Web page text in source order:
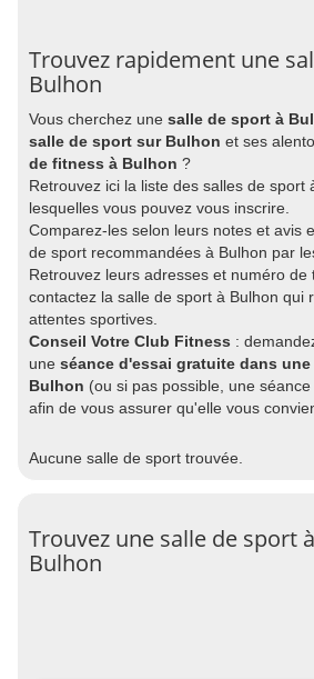
Trouvez rapidement une
Bulhon
Vous cherchez une salle de sport à
salle de sport sur Bulhon et ses
de fitness à Bulhon ?
Retrouvez ici la liste des salles de sport
lesquelles vous pouvez vous inscrire.
Comparez-les selon leurs notes et avis
de sport recommandées à Bulhon par
Retrouvez leurs adresses et numéro de
contactez la salle de sport à Bulhon qui
attentes sportives.
Conseil Votre Club Fitness :
une séance d'essai gratuite dans
Bulhon (ou si pas possible, une
afin de vous assurer qu'elle vous
Aucune salle de sport trouvée.
Trouvez une salle de sport
Bulhon